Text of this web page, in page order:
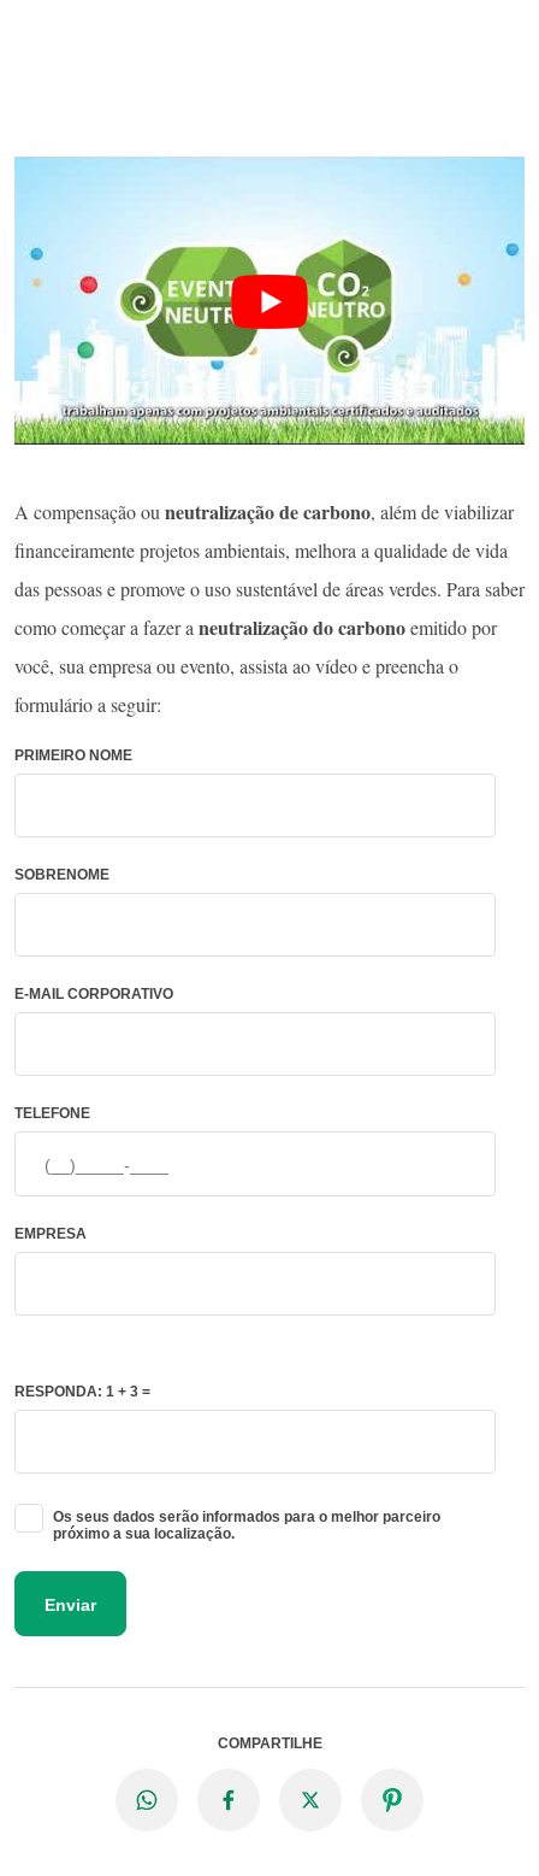
A compensação ou neutralização de carbono, além de viabilizar
financeiramente projetos ambientais, melhora a qualidade de vida
das pessoas e promove o uso sustentável de áreas verdes. Para saber
como começar a fazer a neutralização do carbonoemitido por
você, sua empresa ou evento, assista ao vídeo e preencha o
formulário a seguir:
PRIMEIRO NOME
SOBRENOME
E-MAIL CORPORATIVO
TELEFONE
EMPRESA
RESPONDA: 1 + 3 =
Os seus dados serão informados para o melhor parceiro
próximo a sua localização.
Enviar
COMPARTILHE